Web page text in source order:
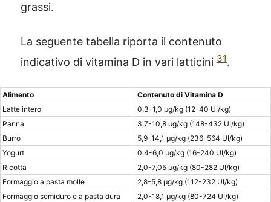
grassi.
La seguente tabella riporta il contenuto
indicativo di vitamina D in vari latticini 31.
Alimento
Contenuto di Vitamina D
Latte intero
0,3-1,0 μg/kg (12-40 UI/kg)
Panna
3,7-10,8 μg/kg (148-432 UI/kg)
Burro
5,9-14,1 μg/kg (236-564 UI/kg)
Yogurt
0,4-6,0 μg/kg (16-240 UI/kg)
Ricotta
2,0-7,05 μg/kg (80-282 UI/kg)
Formaggio a pasta molle
2,8-5,8 μg/kg (112-232 UI/kg)
Formaggio semiduro e a pasta dura
2,0-18,1 μg/kg (80-724 UI/kg)